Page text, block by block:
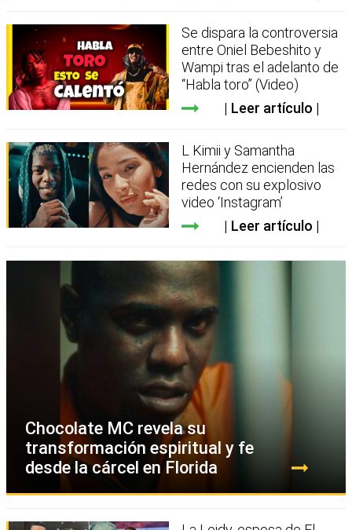
Se dispara la controversia
entre Oniel Bebeshito y
Wampi tras el adelanto de
“Habla toro” (Video)
Leer artículo
L Kimii y Samantha
Hernández encienden las
redes con su explosivo
video ‘Instagram’
Leer artículo
Chocolate MC revela su
transformación espiritual y fe
desde la cárcel en Florida